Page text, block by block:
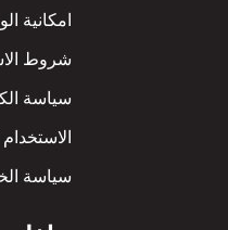
امكانية
شروط
سياسة
سياسة